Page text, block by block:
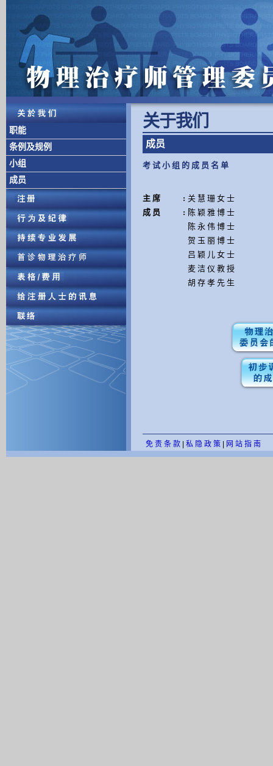
职能
条例及规例
小组
成员
关 于 我 们
成 员
考 试 小 组 的 成 员 名 单
主 席 : 关 慧 珊 女 士
成 员
: 陈 颖 雅 博 士
陈 永 伟 博 士
贺 玉 丽 博 士
吕 颖 儿 女 士
麦 洁 仪 教 授
胡 存 孝 先 生
免 责 条 款| 私 隐 政 策| 网 站 指 南